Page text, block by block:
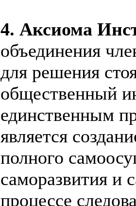
4. Аксиома
объединения
для решения
общественный
единственным
является
полного
саморазвития и
процессе